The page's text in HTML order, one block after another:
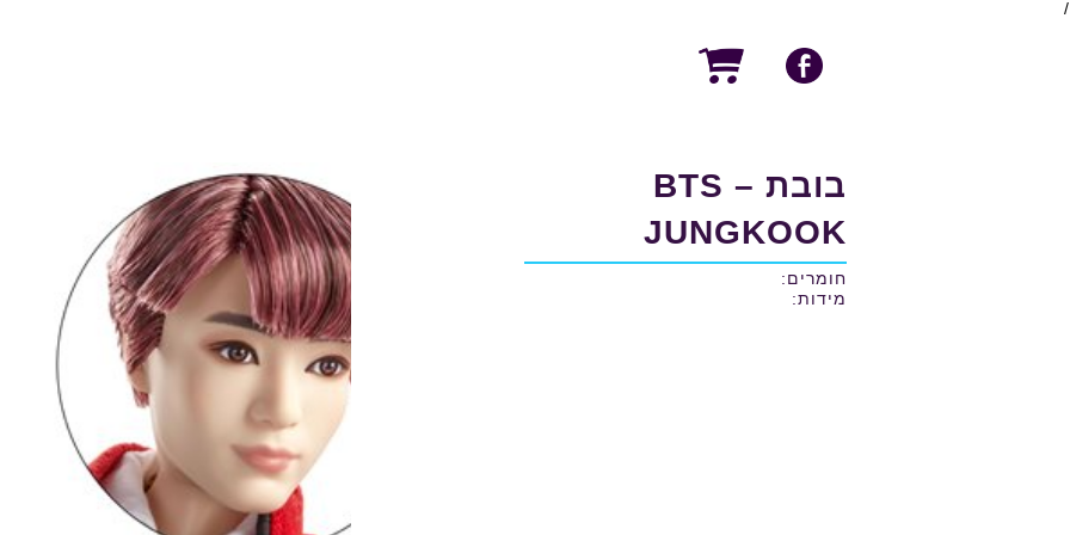
/
בובת BTS –
JUNGKOOK
חומרים:
מידות: